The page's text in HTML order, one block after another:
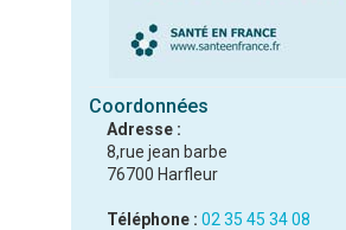
Coordonnées
Adresse :
8,rue jean barbe
76700 Harfleur
Téléphone : 02 35 45 34 08